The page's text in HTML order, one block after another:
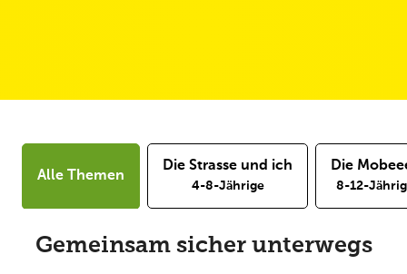
Alle Themen
Die Strasse und ich
4-8-Jährige
Die
8-12-
Gemeinsam sicher unterwegs